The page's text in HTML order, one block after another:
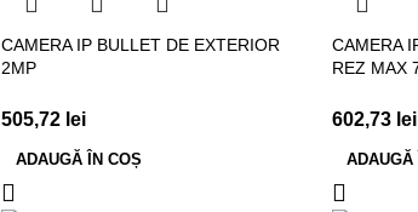
CAMERA IP BULLET DE EXTERIOR
2MP
505,72 lei
ADAUGĂ ÎN COȘ
CAMERA
REZ MAX
602,73 lei
ADAUGĂ